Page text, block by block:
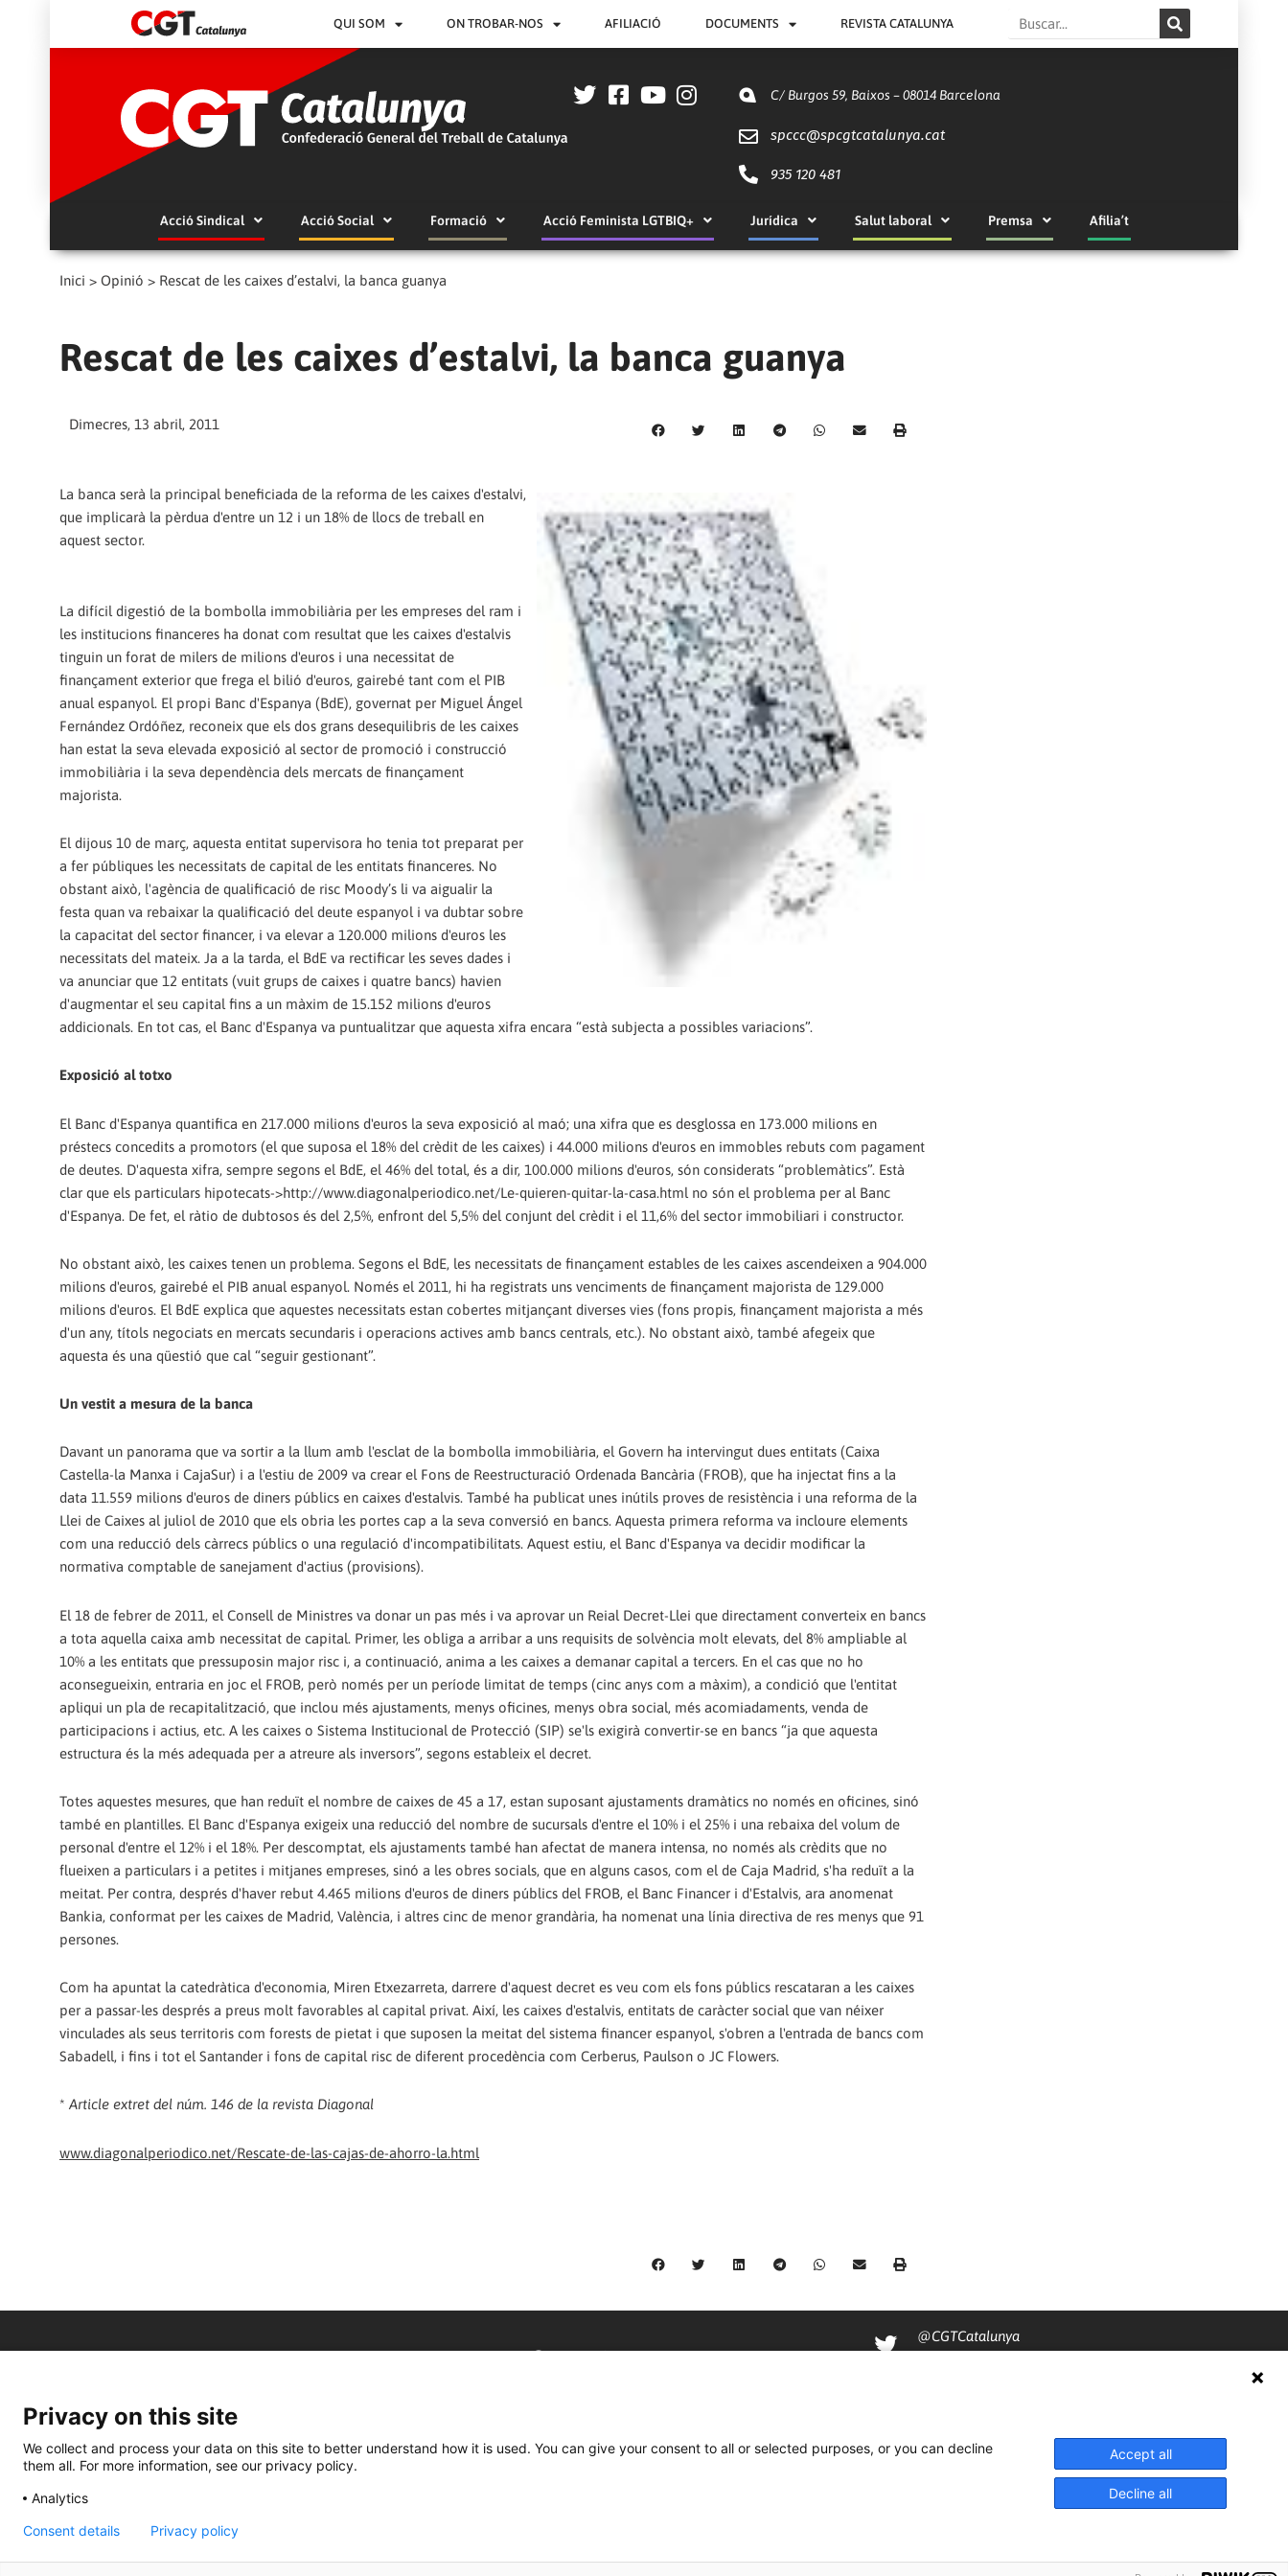
QUI SOM ON TROBAR-NOS AFILIACIÓ DOCUMENTS REVISTA CATALUNYA Search
C/ Burgos 59, Baixos – 08014 Barcelona
spccc@spcgtcatalunya.cat
935 120 481
Acció Sindical Acció Social Formació Acció Feminista LGTBIQ+ Jurídica Salut laboral Premsa Afilia’t
Inici > Opinió > Rescat de les caixes d’estalvi, la banca guanya
Rescat de les caixes d’estalvi, la banca guanya
Dimecres, 13 abril, 2011
La banca serà la principal beneficiada de la reforma de les caixes d'estalvi,
que implicarà la pèrdua d'entre un 12 i un 18% de llocs de treball en
aquest sector.
La difícil digestió de la bombolla immobiliària per les empreses del ram i
les institucions financeres ha donat com resultat que les caixes d'estalvis
tinguin un forat de milers de milions d'euros i una necessitat de
finançament exterior que frega el bilió d'euros, gairebé tant com el PIB
anual espanyol. El propi Banc d'Espanya (BdE), governat per Miguel Ángel
Fernández Ordóñez, reconeix que els dos grans desequilibris de les caixes
han estat la seva elevada exposició al sector de promoció i construcció
immobiliària i la seva dependència dels mercats de finançament
majorista.
El dijous 10 de març, aquesta entitat supervisora ho tenia tot preparat per
a fer públiques les necessitats de capital de les entitats financeres. No
obstant això, l'agència de qualificació de risc Moody’s li va aigualir la
festa quan va rebaixar la qualificació del deute espanyol i va dubtar sobre
la capacitat del sector financer, i va elevar a 120.000 milions d'euros les
necessitats del mateix. Ja a la tarda, el BdE va rectificar les seves dades i
va anunciar que 12 entitats (vuit grups de caixes i quatre bancs) havien
d'augmentar el seu capital fins a un màxim de 15.152 milions d'euros
addicionals. En tot cas, el Banc d'Espanya va puntualitzar que aquesta xifra encara “està subjecta a possibles variacions”.
Exposició al totxo
El Banc d'Espanya quantifica en 217.000 milions d'euros la seva exposició al maó; una xifra que es desglossa en 173.000 milions en
préstecs concedits a promotors (el que suposa el 18% del crèdit de les caixes) i 44.000 milions d'euros en immobles rebuts com pagament
de deutes. D'aquesta xifra, sempre segons el BdE, el 46% del total, és a dir, 100.000 milions d'euros, són considerats “problemàtics”. Està
clar que els particulars hipotecats->http://www.diagonalperiodico.net/Le-quieren-quitar-la-casa.html no són el problema per al Banc
d'Espanya. De fet, el ràtio de dubtosos és del 2,5%, enfront del 5,5% del conjunt del crèdit i el 11,6% del sector immobiliari i constructor.
No obstant això, les caixes tenen un problema. Segons el BdE, les necessitats de finançament estables de les caixes ascendeixen a 904.000
milions d'euros, gairebé el PIB anual espanyol. Només el 2011, hi ha registrats uns venciments de finançament majorista de 129.000
milions d'euros. El BdE explica que aquestes necessitats estan cobertes mitjançant diverses vies (fons propis, finançament majorista a més
d'un any, títols negociats en mercats secundaris i operacions actives amb bancs centrals, etc.). No obstant això, també afegeix que
aquesta és una qüestió que cal “seguir gestionant”.
Un vestit a mesura de la banca
Davant un panorama que va sortir a la llum amb l'esclat de la bombolla immobiliària, el Govern ha intervingut dues entitats (Caixa
Castella-la Manxa i CajaSur) i a l'estiu de 2009 va crear el Fons de Reestructuració Ordenada Bancària (FROB), que ha injectat fins a la
data 11.559 milions d'euros de diners públics en caixes d'estalvis. També ha publicat unes inútils proves de resistència i una reforma de la
Llei de Caixes al juliol de 2010 que els obria les portes cap a la seva conversió en bancs. Aquesta primera reforma va incloure elements
com una reducció dels càrrecs públics o una regulació d'incompatibilitats. Aquest estiu, el Banc d'Espanya va decidir modificar la
normativa comptable de sanejament d'actius (provisions).
El 18 de febrer de 2011, el Consell de Ministres va donar un pas més i va aprovar un Reial Decret-Llei que directament converteix en bancs
a tota aquella caixa amb necessitat de capital. Primer, les obliga a arribar a uns requisits de solvència molt elevats, del 8% ampliable al
10% a les entitats que pressuposin major risc i, a continuació, anima a les caixes a demanar capital a tercers. En el cas que no ho
aconsegueixin, entraria en joc el FROB, però només per un període limitat de temps (cinc anys com a màxim), a condició que l'entitat
apliqui un pla de recapitalització, que inclou més ajustaments, menys oficines, menys obra social, més acomiadaments, venda de
participacions i actius, etc. A les caixes o Sistema Institucional de Protecció (SIP) se'ls exigirà convertir-se en bancs “ja que aquesta
estructura és la més adequada per a atreure als inversors”, segons estableix el decret.
Totes aquestes mesures, que han reduït el nombre de caixes de 45 a 17, estan suposant ajustaments dramàtics no només en oficines, sinó
també en plantilles. El Banc d'Espanya exigeix una reducció del nombre de sucursals d'entre el 10% i el 25% i una rebaixa del volum de
personal d'entre el 12% i el 18%. Per descomptat, els ajustaments també han afectat de manera intensa, no només als crèdits que no
flueixen a particulars i a petites i mitjanes empreses, sinó a les obres socials, que en alguns casos, com el de Caja Madrid, s'ha reduït a la
meitat. Per contra, després d'haver rebut 4.465 milions d'euros de diners públics del FROB, el Banc Financer i d'Estalvis, ara anomenat
Bankia, conformat per les caixes de Madrid, València, i altres cinc de menor grandària, ha nomenat una línia directiva de res menys que 91
persones.
Com ha apuntat la catedràtica d'economia, Miren Etxezarreta, darrere d'aquest decret es veu com els fons públics rescataran a les caixes
per a passar-les després a preus molt favorables al capital privat. Així, les caixes d'estalvis, entitats de caràcter social que van néixer
vinculades als seus territoris com forests de pietat i que suposen la meitat del sistema financer espanyol, s'obren a l'entrada de bancs com
Sabadell, i fins i tot el Santander i fons de capital risc de diferent procedència com Cerberus, Paulson o JC Flowers.
* Article extret del núm. 146 de la revista Diagonal
www.diagonalperiodico.net/Rescate-de-las-cajas-de-ahorro-la.html
@CGTCatalunya
cgtcatalunya
Privacy on this site
We collect and process your data on this site to better understand how it is used. You can give your consent to all or selected purposes, or you can decline
them all. For more information, see our privacy policy.
Analytics
Accept all
Decline all
Consent details Privacy policy